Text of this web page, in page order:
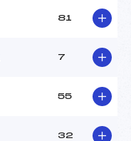
LUCAS (MB)
81
7
55
32